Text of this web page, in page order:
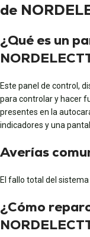
de
¿Qué es un
Este panel de control,
para controlar y hacer
presentes en la
indicadores y una
Averías
El fallo total del sistema
¿Cómo